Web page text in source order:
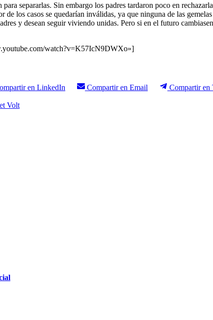
para separarlas. Sin embargo los padres tardaron poco en rechazarla
de los casos se quedarían inválidas, ya que ninguna de las gemelas
y desean seguir viviendo unidas. Pero si en el futuro cambiasen
watch?v=K57IcN9DWXo»]
en LinkedIn Compartir en Email Compartir en
Volt